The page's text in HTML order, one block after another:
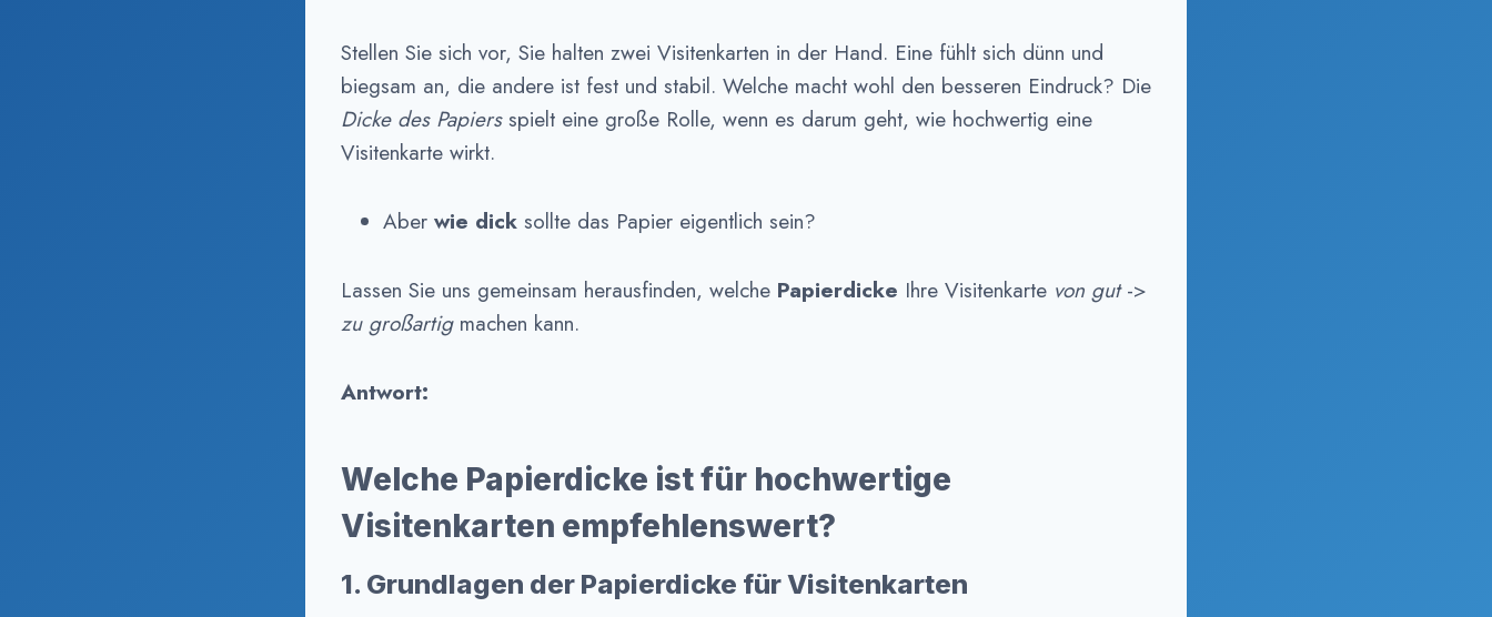
Stellen Sie sich vor, Sie halten zwei Visitenkarten in der Hand. Eine fühlt sich dünn und
biegsam an, die andere ist fest und stabil. Welche macht wohl den besseren Eindruck? Die
Dicke des Papiersspielt eine große Rolle, wenn es darum geht, wie hochwertig eine
Visitenkarte wirkt.
Aber wie dick sollte das Papier eigentlich sein?
Lassen Sie uns gemeinsam herausfinden, welche Papierdicke Ihre Visitenkarte von gut->
zu großartigmachen kann.
Antwort:
Welche Papierdicke ist für hochwertige
Visitenkarten empfehlenswert?
1. Grundlagen der Papierdicke für Visitenkarten